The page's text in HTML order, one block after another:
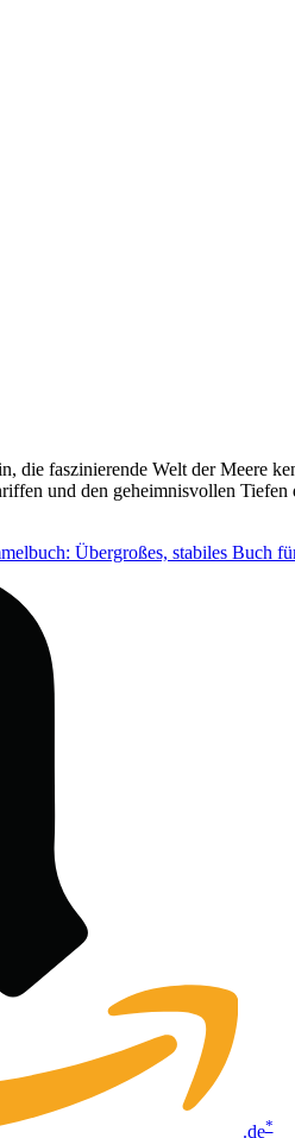
die faszinierende Welt der Meere
und den geheimnisvollen
Übergroßes, stabiles Buch
.de*